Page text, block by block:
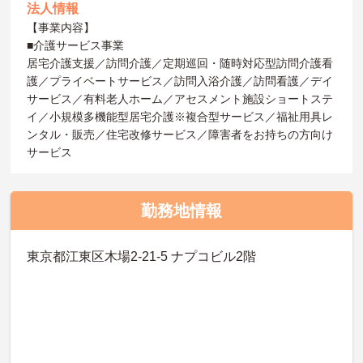
法人情報
【事業内容】
■介護サービス事業
居宅介護支援／訪問介護／定期巡回・随時対応型訪問介護看
護／プライベートサービス／訪問入浴介護／訪問看護／デイ
サービス／有料老人ホーム／アセスメント施設ショートステ
イ／小規模多機能型居宅介護※複合型サービス／福祉用具レ
ンタル・販売／住宅改修サービス／障害者をお持ちの方向け
サービス
勤務地情報
東京都江東区木場2-21-5 ナプコビル2階